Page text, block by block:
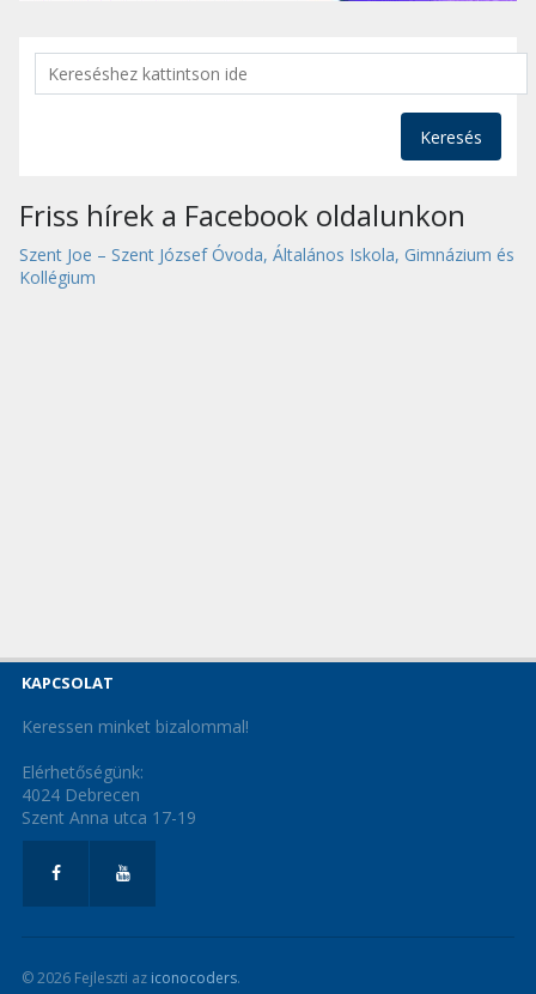
Keresés
Friss hírek a Facebook oldalunkon
Szent Joe – Szent József Óvoda, Általános Iskola, Gimnázium és
Kollégium
KAPCSOLAT
Keressen minket bizalommal!
Elérhetőségünk:
4024 Debrecen
Szent Anna utca 17-19
© 2026 Fejleszti az iconocoders.